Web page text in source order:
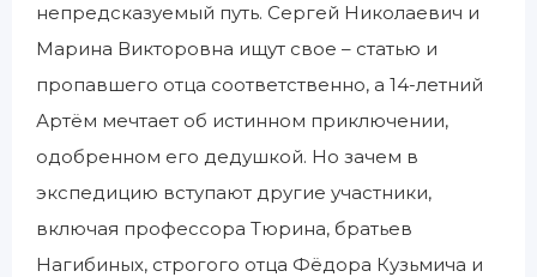
непредсказуемый путь. Сергей Николаевич и
Марина Викторовна ищут свое – статью и
пропавшего отца соответственно, а 14-летний
Артём мечтает об истинном приключении,
одобренном его дедушкой. Но зачем в
экспедицию вступают другие участники,
включая профессора Тюрина, братьев
Нагибиных, строгого отца Фёдора Кузьмича и